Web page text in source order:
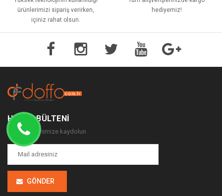
ürünlerimizi sipariş verirken,
içiniz rahat olsun.
hediyemiz!
HABER BÜLTENI
haber bültenimize kaydolun
GÖNDER